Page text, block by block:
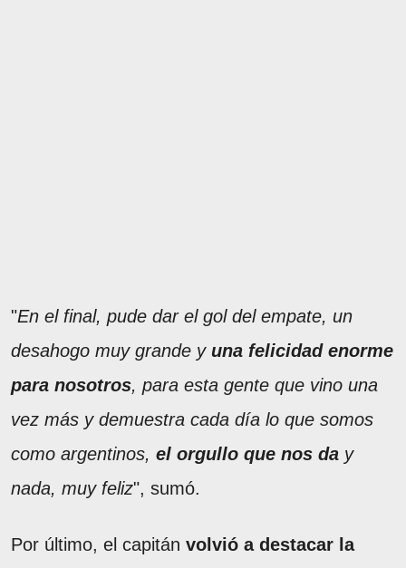
"En el final, pude dar el gol del empate, un
desahogo muy grande y una felicidad enorme
para nosotros, para esta gente que vino una
vez más y demuestra cada día lo que somos
como argentinos, el orgullo que nos da y
nada, muy feliz", sumó.
Por último, el capitán volvió a destacar la